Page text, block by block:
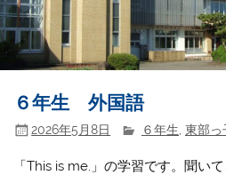
６年生 外国語
2026年5月8日 ６年生 ,東部っ
「This is me.」の学習です。聞い